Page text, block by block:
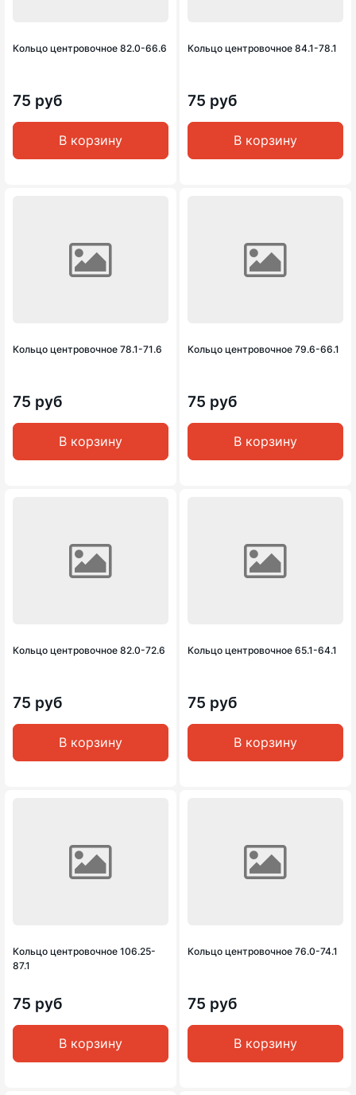
Кольцо центровочное 82.0-66.6
75 руб
В корзину
Кольцо центровочное 84.1-78.1
75 руб
В корзину
Кольцо центровочное 78.1-71.6
75 руб
В корзину
Кольцо центровочное 79.6-66.1
75 руб
В корзину
Кольцо центровочное 82.0-72.6
75 руб
В корзину
Кольцо центровочное 65.1-64.1
75 руб
В корзину
Кольцо центровочное 106.25-
87.1
75 руб
В корзину
Кольцо центровочное 76.0-74.1
75 руб
В корзину